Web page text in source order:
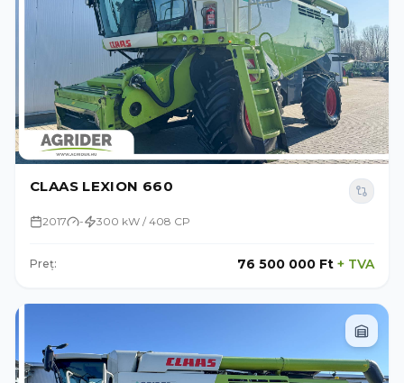
CLAAS LEXION 660
2017 - 300 kW / 408 CP
Preț: 76 500 000 Ft + TVA